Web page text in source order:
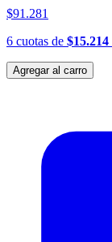
$91.281
6 cuotas de $15.214
Agregar al carro